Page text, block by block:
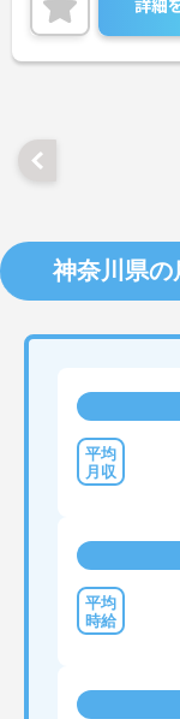
の受講支援もあり
ト。将来的には管
ャリアアップも目
の職場です。介護
をお持ちの方、安
プの道筋が用意さ
るためポストも豊
ネジメント職への
・年間休日114日
明確にし、心身と
・グループホーム
常時2～4名のス
配置や夜間複数名
ポートが可能で
ご自身の理想とす
詳細
神奈川県の